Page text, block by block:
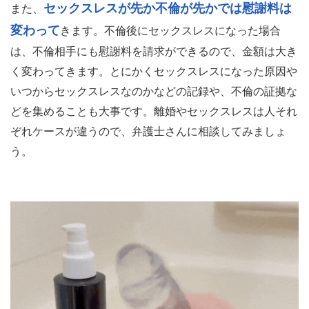
また、 セックスレスが先か不倫が先かでは慰謝料は
変わってきます。不倫後にセックスレスになった場合
は、不倫相手にも慰謝料を請求ができるので、金額は大き
く変わってきます。とにかくセックスレスになった原因や
いつからセックスレスなのかなどの記録や、不倫の証拠な
どを集めることも大事です。離婚やセックスレスは人それ
ぞれケースが違うので、弁護士さんに相談してみましょ
う。